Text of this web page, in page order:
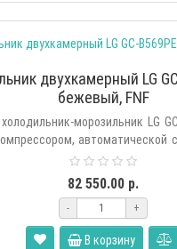
двухкамерный LG
бежевый, FNF
морозильник LG
автоматической
82 550.00 р.
- +
В корзину